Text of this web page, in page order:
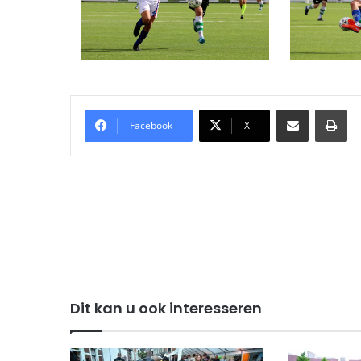
Facebook X
Delen via Email
Dit kan u ook interesseren